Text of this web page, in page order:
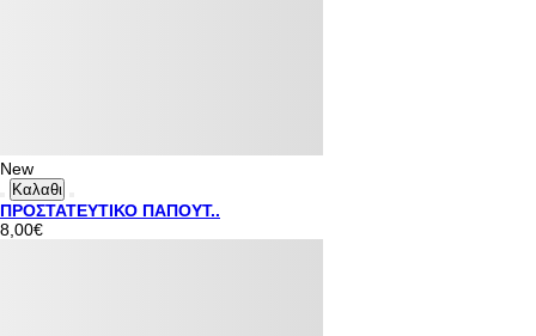
New
Καλαθι
ΠΡΟΣΤΑΤΕΥΤΙΚΟ ΠΑΠΟΥΤ..
8,00€